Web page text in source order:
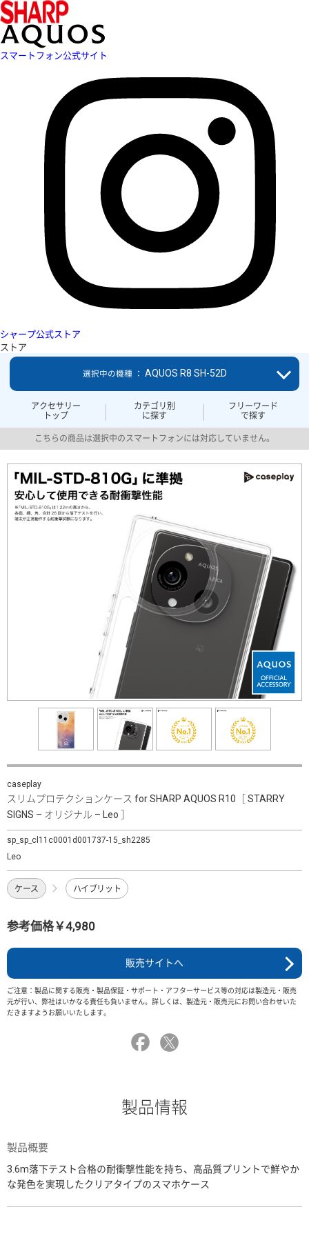
スマートフォン公式サイト
シャープ公式ストア
ストア
アクセサリー
トップ
カテゴリ別
に探す
フリーワード
で探す
選択中の機種 ： AQUOS R8 SH-52D
こちらの商品は選択中のスマートフォンには対応していません。
caseplay
スリムプロテクションケース for SHARP AQUOS R10［ STARRY
SIGNS – オリジナル – Leo ］
sp_sp_cl11c0001d001737-15_sh2285
Leo
ケース ハイブリット
参考価格￥4,980
販売サイトへ
ご注意：製品に関する販売・製品保証・サポート・アフターサービス等の対応は製造元・販売
元が行い、弊社はいかなる責任も負いません。詳しくは、製造元・販売元にお問い合わせいた
だきますようお願いいたします。
製品情報
製品概要
3.6m落下テスト合格の耐衝撃性能を持ち、高品質プリントで鮮やか
な発色を実現したクリアタイプのスマホケース